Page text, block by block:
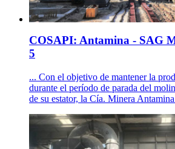
COSAPI: Antamina - SAG
5
... Con el objetivo de mantener la
durante el período de parada del
de su estator, la Cía. Minera